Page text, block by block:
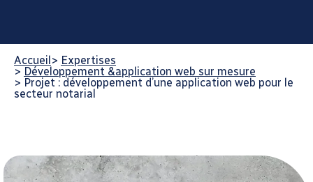
Accueil> Expertises
> Développement &application web sur mesure
> Projet : développement d’une application web pour le
secteur notarial